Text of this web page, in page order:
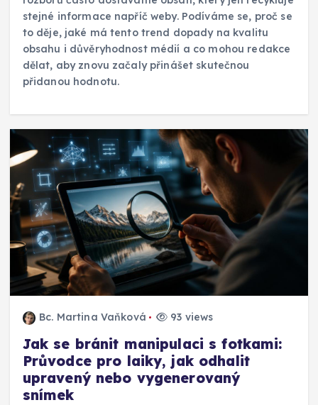
stejné informace napříč weby. Podíváme se, proč se
to děje, jaké má tento trend dopady na kvalitu
obsahu i důvěryhodnost médií a co mohou redakce
dělat, aby znovu začaly přinášet skutečnou
přidanou hodnotu.
Bc. Martina Vaňková 93 views
Jak se bránit manipulaci s fotkami:
Průvodce pro laiky, jak odhalit
upravený nebo vygenerovaný
snímek